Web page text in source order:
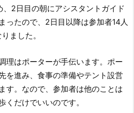
、2日目の朝にアシスタントガイド
ったので、2日目以降は参加者14人
ました。
理はポーターが手伝います。ポー
を進み、食事の準備やテント設営
す。なので、参加者は他のことは
くだけでいいのです。